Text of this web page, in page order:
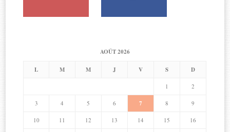
AOÛT 2026
L M M J V S D
1 2
3 4 5 6 7 8 9
10 11 12 13 14 15 16